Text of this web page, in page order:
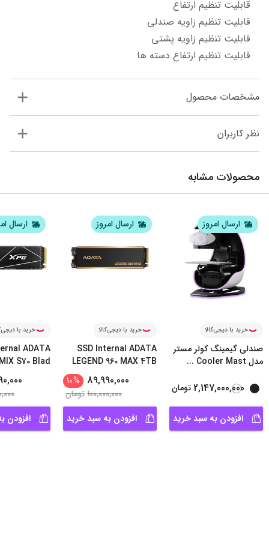
قابلیت تنظیم ارتفاع دسته ها
مشخصات محصول
نظر کاربران
محصولات مشابه
ارسال امروز
خرید با دیجی‌کالا
صندلی گیمینگ کولر مستر
مدل Cooler Mast
...
2,147,000,000 تومان
افزودن به سبد خرید
ارسال امروز
خرید با دیجی‌کالا
SSD Internal ADATA
LEGEND 960 MAX 4TB
89,990,000
%
10
100,000,000تومان
افزودن به سبد خرید
ارسال
خرید با
ADATA
S70 Blad
افزودن